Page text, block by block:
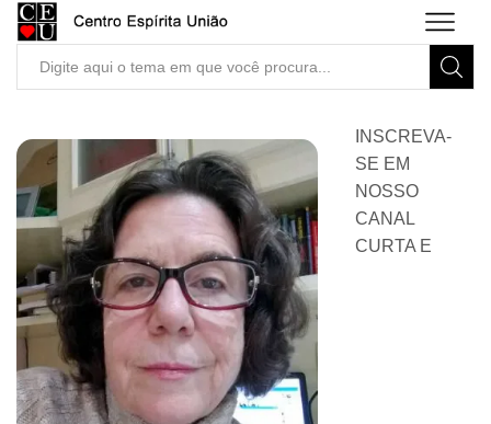
Search
INSCREVA-
SE EM
NOSSO
CANAL
CURTA E